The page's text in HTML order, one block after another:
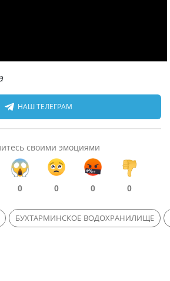
НАШ ТЕЛЕГРАМ
своими эмоциями
0 0 0 0
БУХТАРМИНСКОЕ ВОДОХРАНИЛИЩЕ